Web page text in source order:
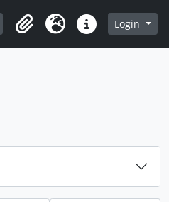
Busque na página de navegação
Clipboard
Idioma Atalhos Login